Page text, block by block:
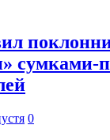
сумками-
0